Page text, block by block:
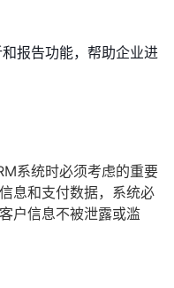
报告功能，帮助企业进
系统时必须考虑的重要
息和支付数据，系统必
户信息不被泄露或滥